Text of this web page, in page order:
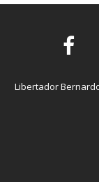
Libertador